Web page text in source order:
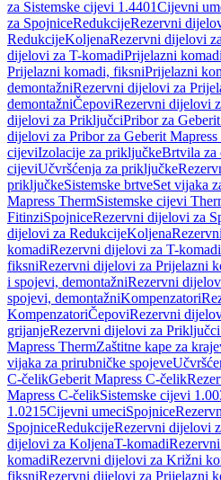
za Sistemske cijevi 1.4401Cijevni
za SpojniceRedukcijeRezervni
RedukcijeKoljenaRezervni dijelovi
dijelovi za T-komadiPrijelazni
Prijelazni komadi, fiksniPrijelazni
demontažniRezervni dijelovi za
demontažniČepoviRezervni dijelovi
dijelovi za PriključciPribor za
dijelovi za Pribor za Geberit
cijeviIzolacije za priključkeBrtvila za
cijeviUčvršćenja za priključke
priključkeSistemske brtveSet vijaka
Mapress ThermSistemske cijevi
FitinziSpojniceRezervni dijelovi za
dijelovi za RedukcijeKoljena
komadiRezervni dijelovi za T-komadi
fiksniRezervni dijelovi za Prijelazni
i spojevi, demontažniRezervni
spojevi, demontažniKompenzatori
KompenzatoriČepoviRezervni
grijanjeRezervni dijelovi za
Mapress ThermZaštitne kape za
vijaka za prirubničke spojeve
C-čelikGeberit Mapress C-čelik
Mapress C-čelikSistemske cijevi
1.0215Cijevni umeciSpojnice
SpojniceRedukcijeRezervni dijelovi
dijelovi za KoljenaT-komadi
komadiRezervni dijelovi za Križni
fiksniRezervni dijelovi za Prijelazni